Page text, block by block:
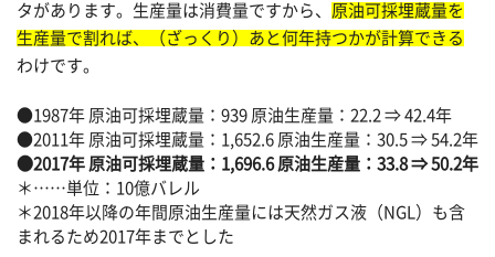
タがあります。生産量は消費量ですから、 原油可採埋蔵量を
生産量で割れば、（ざっくり）あと何年持つかが計算できる
わけです。
●1987年 原油可採埋蔵量：939 原油生産量：22.2 ⇒ 42.4年
●2011年 原油可採埋蔵量：1,652.6 原油生産量：30.5 ⇒ 54.2年
●2017年 原油可採埋蔵量：1,696.6 原油生産量：33.8 ⇒ 50.2年
＊……単位：10億バレル
＊2018年以降の年間原油生産量には天然ガス液（NGL）も含
まれるため2017年までとした